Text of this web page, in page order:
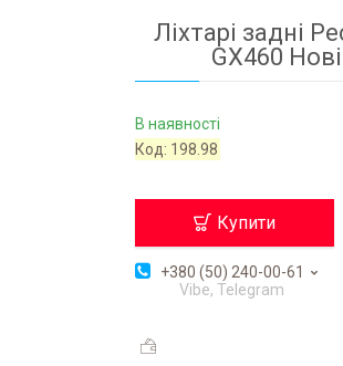
Ліхтарі задні
GX460
В наявності
Код: 198.98
Купити
+380 (50) 240-00-61
Vibe, Telegram